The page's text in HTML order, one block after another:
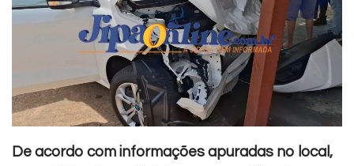
De acordo com informações apuradas no local,